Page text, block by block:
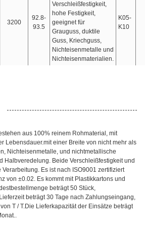
3200
92.8-
93.5
Verschleißfestigkeit,
hohe Festigkeit,
geeignet für
Grauguss, duktile
Guss, Kriechguss,
Nichteisenmetalle und
Nichteisenmaterialien.
K05-
K10
aus 100% reinem Rohmaterial, mit
Lebensdauer.mit einer Breite von nicht mehr als
Nichteisenmetalle, und nichtmetallische
Halbveredelung. Beide Verschleißfestigkeit und
Verarbeitung. Es ist nach ISO9001 zertifiziert
von ±0.02. Es kommt mit Plastikkartons und
beträgt 50 Stück,
beträgt 30 Tage nach Zahlungseingang,
T / T.Die Lieferkapazität der Einsätze beträgt